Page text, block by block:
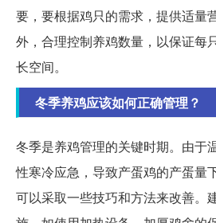
要，要根据鸡只的需求，提供适量
外，合理控制养鸡数量，以保证每
长空间。
冬季养鸡应该如何正确管理？
冬季是养鸡管理的关键时期。由于
性寒冷应急，导致产蛋鸡的产蛋量
可以采取一些技巧和方法来改善。